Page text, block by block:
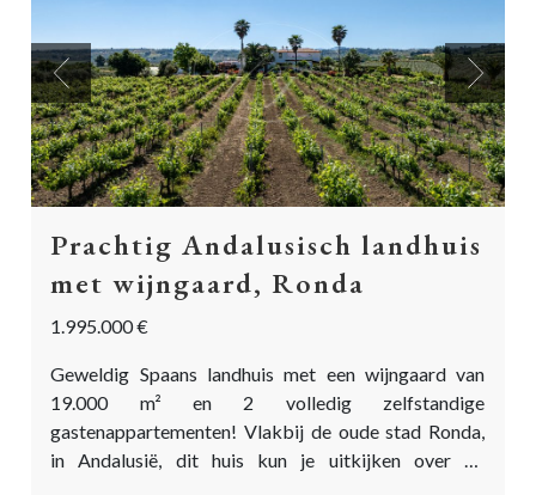
Previous Next
Prachtig Andalusisch landhuis
met wijngaard, Ronda
1.995.000 €
Geweldig Spaans landhuis met een wijngaard van
19.000 m² en 2 volledig zelfstandige
gastenappartementen! Vlakbij de oude stad Ronda,
in Andalusië, dit huis kun je uitkijken over de